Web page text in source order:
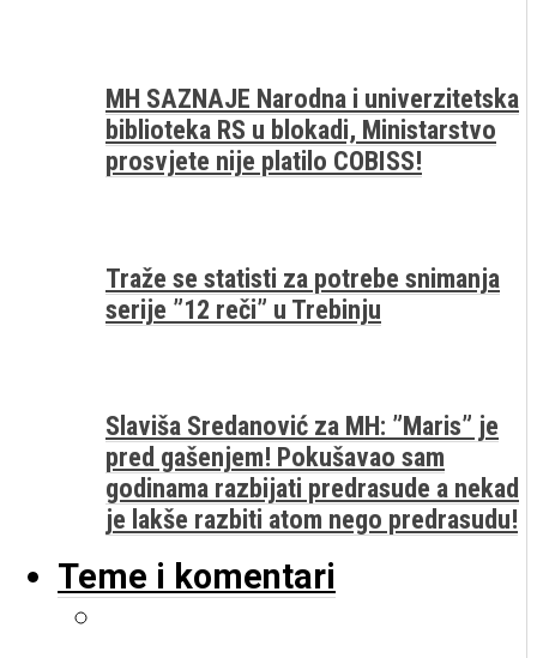
MH SAZNAJE Narodna i univerzitetska
biblioteka RS u blokadi, Ministarstvo
prosvjete nije platilo COBISS!
Traže se statisti za potrebe snimanja
serije ”12 reči” u Trebinju
Slaviša Sredanović za MH: ”Maris” je
pred gašenjem! Pokušavao sam
godinama razbijati predrasude a nekad
je lakše razbiti atom nego predrasudu!
Teme i komentari